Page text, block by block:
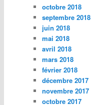
octobre 2018
septembre 2018
juin 2018
mai 2018
avril 2018
mars 2018
février 2018
décembre 2017
novembre 2017
octobre 2017